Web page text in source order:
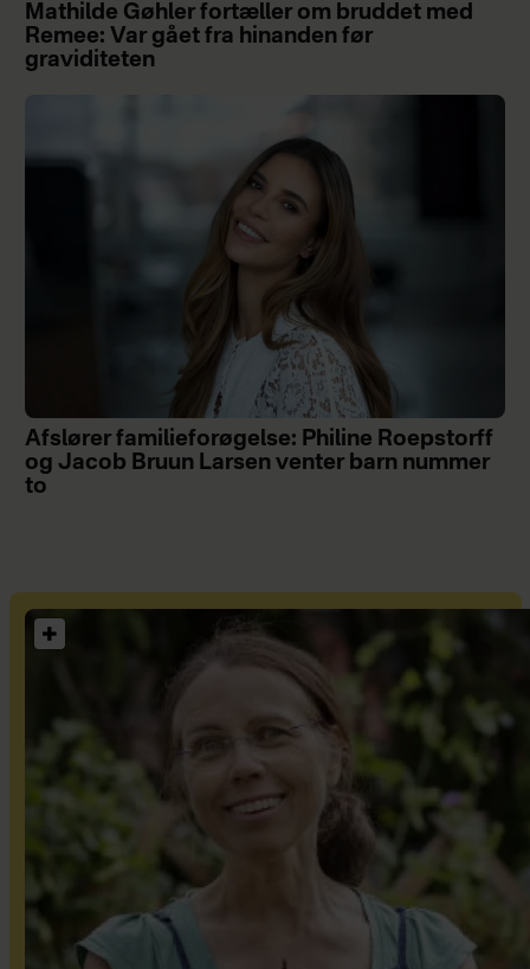
Mathilde Gøhler fortæller om bruddet med
Remee: Var gået fra hinanden før
graviditeten
Afslører familieforøgelse: Philine Roepstorff
og Jacob Bruun Larsen venter barn nummer
to